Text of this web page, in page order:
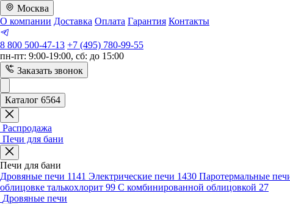
Москва
О компании Доставка Оплата Гарантия Контакты
8 800 500-47-13 +7 (495) 780-99-55
пн-пт: 9:00-19:00, сб: до 15:00
Заказать звонок
Каталог 6564
Распродажа
Печи для бани
Печи для бани
Дровяные печи 1141 Электрические печи 1430 Паротермальные
облицовке талькохлорит 99 С комбинированной облицовкой 27
Дровяные печи